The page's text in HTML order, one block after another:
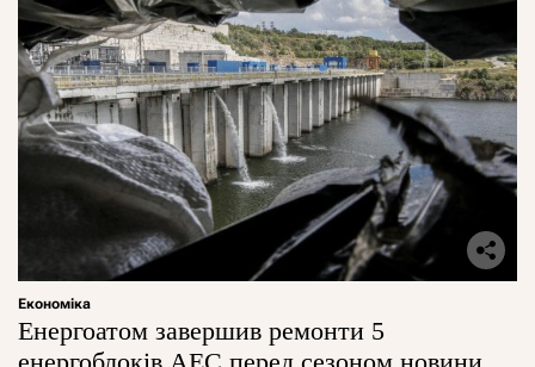
Економіка
Енергоатом завершив ремонти 5